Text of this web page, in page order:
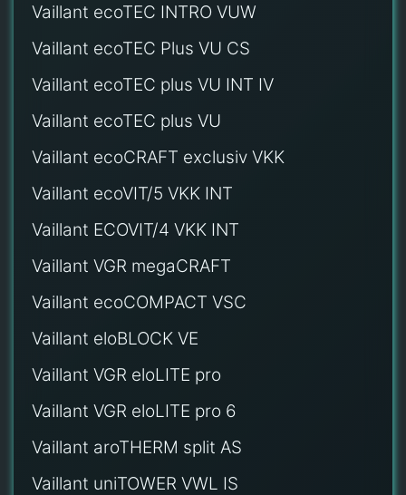
Vaillant ecoTEC INTRO VUW
Vaillant ecoTEC Plus VU CS
Vaillant ecoTEC plus VU INT IV
Vaillant ecoTEC plus VU
Vaillant ecoCRAFT exclusiv VKK
Vaillant ecoVIT/5 VKK INT
Vaillant ECOVIT/4 VKK INT
Vaillant VGR megaCRAFT
Vaillant ecoCOMPACT VSC
Vaillant eloBLOCK VE
Vaillant VGR eloLITE pro
Vaillant VGR eloLITE pro 6
Vaillant aroTHERM split AS
Vaillant uniTOWER VWL IS